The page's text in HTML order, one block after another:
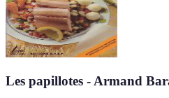
Les papillotes - Armand